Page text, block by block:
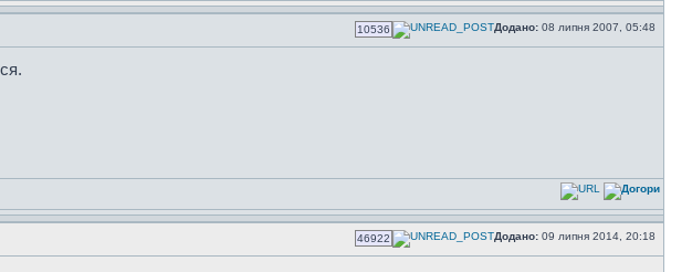
10536 Додано: 08 липня 2007, 05:48
46922 Додано: 09 липня 2014, 20:18